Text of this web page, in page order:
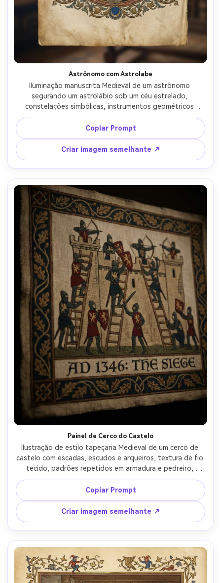
Astrônomo com Astrolabe
Iluminação manuscrita Medieval de um astrônomo
segurando um astrolábio sob um céu estrelado,
constelações simbólicas, instrumentos geométricos
desenhados como um diagrama escolástico, tinta e
tempera em pergaminho, rótulos rubricados, borda
ornamentada com luas crescentes, humor acadêmico
contemplativo, composição belamente equilibrada, lente
de 85mm, profundidade de campo rasa, iluminação
cinematográfica suave-AR 4:5
Copiar Prompt
Criar imagem semelhante ↗
Painel de Cerco do Castelo
Ilustração de estilo tapeçaria Medieval de um cerco de
castelo com escadas, escudos e arqueiros, textura de fio
tecido, padrões repetidos em armadura e pedreiro,
silhuetas dramáticas simplificadas, faixas de borda
decorativas, clareza narrativa como uma parede histórica
pendurada, humor épico tenso, olhar têxtil ricamente
detalhado, lente de 85mm, profundidade de campo rasa,
iluminação cinematográfica suave-AR 4:5
Copiar Prompt
Criar imagem semelhante ↗